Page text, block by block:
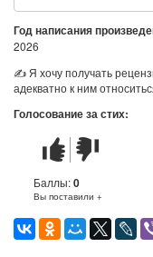
Год написания
2026
✍ Я хочу получать
адекватно к ним
Голосование за стих:
Стих
понравился
Стих
не
понравился
Баллы:0
Вы поставили +